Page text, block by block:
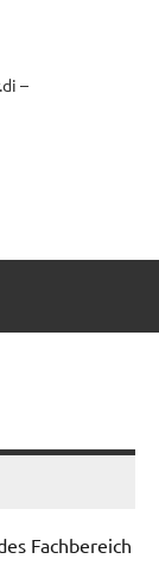
–
Fachbereich